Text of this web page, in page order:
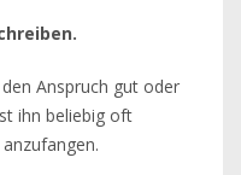
Anspruch gut oder
ihn beliebig oft